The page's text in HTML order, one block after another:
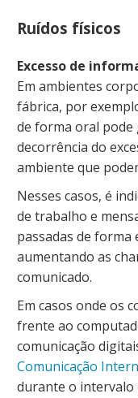
Ruídos físicos
Excesso de
Em ambientes
fábrica, por
de forma oral pode
decorrência do
ambiente que
Nesses casos, é
de trabalho e
passadas de
aumentando as
comunicado.
Em casos onde os
frente ao
comunicação
Comunicação
durante o intervalo